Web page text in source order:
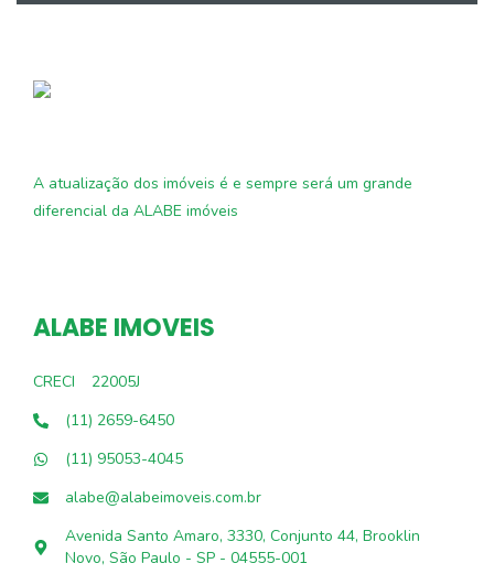
A atualização dos imóveis é e sempre será um grande
diferencial da ALABE imóveis
ALABE IMOVEIS
CRECI
22005J
(11) 2659-6450
(11) 95053-4045
alabe@alabeimoveis.com.br
Avenida Santo Amaro, 3330, Conjunto 44, Brooklin
Novo, São Paulo - SP - 04555-001